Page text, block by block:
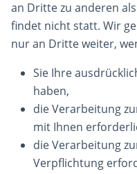
an Dritte zu anderen
findet nicht statt. Wir
nur an Dritte weiter,
Sie Ihre
haben,
die Verarbeitung
mit Ihnen
die Verarbeitung
Verpflichtung